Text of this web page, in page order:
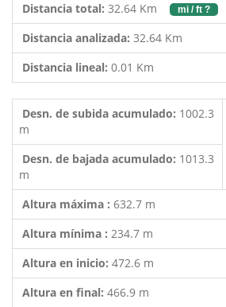
Distancia total: 32.64 Km mi / ft ?
Distancia analizada: 32.64 Km
Distancia lineal: 0.01 Km
Desn. de subida acumulado: 1002.3
m
Desn. de bajada acumulado: 1013.3
m
Altura máxima : 632.7 m
Altura mínima : 234.7 m
Altura en inicio: 472.6 m
Altura en final: 466.9 m